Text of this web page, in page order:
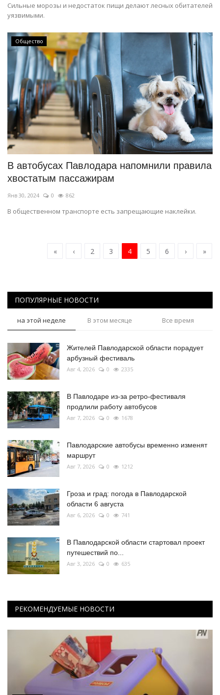
Сильные морозы и недостаток пищи делают лесных обитателей
уязвимыми.
Общество
В автобусах Павлодара напомнили правила
хвостатым пассажирам
Янв 30, 2024 0 862
В общественном транспорте есть запрещающие наклейки.
« ‹ 2 3 4 5 6 › »
ПОПУЛЯРНЫЕ НОВОСТИ
на этой неделе В этом месяце Все время
Жителей Павлодарской области порадует
арбузный фестиваль
Авг 4, 2026 0 2335
В Павлодаре из-за ретро-фестиваля
продлили работу автобусов
Авг 7, 2026 0 1678
Павлодарские автобусы временно изменят
маршрут
Авг 7, 2026 0 1212
Гроза и град: погода в Павлодарской
области 6 августа
Авг 6, 2026 0 741
В Павлодарской области стартовал проект
путешествий по...
Авг 3, 2026 0 635
РЕКОМЕНДУЕМЫЕ НОВОСТИ